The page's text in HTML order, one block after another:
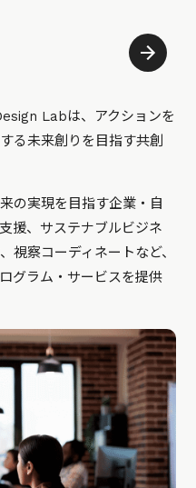
Labは、アクションを
る未来創りを目指す共創
の実現を目指す企業・自
援、サステナブルビジネ
視察コーディネートなど、
グラム・サービスを提供